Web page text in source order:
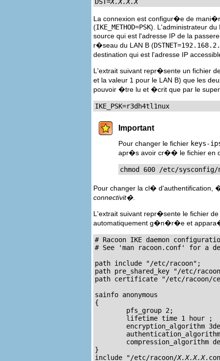
La connexion est configur�e de
(IKE_METHOD=PSK). L'administrateur du
source qui est l'adresse IP de la
r�seau du LAN B (
destination qui est l'adresse IP
L'extrait suivant repr�sente un
et la valeur 1 pour le LAN B) que les
pouvoir �tre lu et �crit que par le
IKE_PSK=r3dh4tl1nux
Important
Pour changer le fichier keys-
apr�s avoir cr�� le fichier en
chmod 600 /etc/
Pour changer la cl� d'authentification,
connectivit�.
L'extrait suivant repr�sente le fichier
automatiquement g�n�r�e et
# Racoon IKE daemon
# See 'man racoon.conf' for a
path include "/etc/racoon";
path pre_shared_key "/etc/
path certificate "/etc/racoon/
sainfo anonymous
{
}
include "/etc/racoon/X.X.X.X